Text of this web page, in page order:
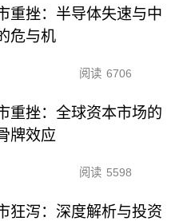
重挫：半导体失速与中
危与机
阅读 6706
重挫：全球资本市场的
牌效应
阅读 5598
狂泻：深度解析与投资